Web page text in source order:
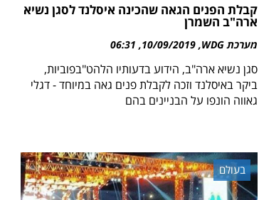
קבלת הפנים הגאה שהכינה איסלנד לסגן נשיא
ארה"ב השמרן
מערכת WDG 10/09/2019
06:31
סגן נשיא ארה"ב, הידוע בדעותיו הלהט"בפוביות,
ביקר באיסלנד וזכה לקבלת פנים גאה במיוחד - דגלי
גאווה הונפו על הבניינים בהם
בעולם